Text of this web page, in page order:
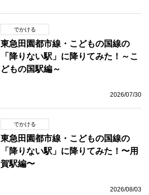
でかける
東急田園都市線・こどもの国線の
「降りない駅」に降りてみた！～こ
どもの国駅編～
2026/07/30
でかける
東急田園都市線・こどもの国線の
「降りない駅」に降りてみた！〜用
賀駅編〜
2026/08/03